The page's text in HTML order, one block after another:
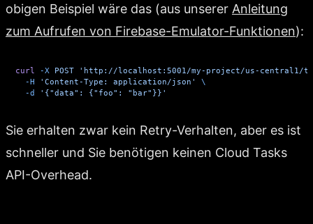
obigen Beispiel wäre das (aus unserer Anleitung
zum Aufrufen von Firebase-Emulator-Funktionen):
curl -X POST 'http://localhost:5001/my-project/us-central1/
  -H
'Content-Type: application/json'
\
  -d
'{"data": {"foo": "bar"}}'
Sie erhalten zwar kein Retry-Verhalten, aber es ist
schneller und Sie benötigen keinen Cloud Tasks
API-Overhead.